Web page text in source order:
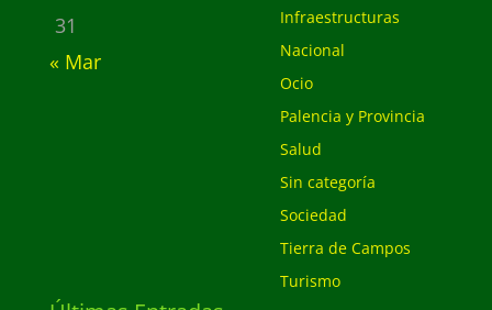
31
« Mar
Infraestructuras
Nacional
Ocio
Palencia y Provincia
Salud
Sin categoría
Sociedad
Tierra de Campos
Turismo